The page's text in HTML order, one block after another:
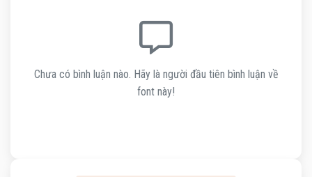
Chưa có bình luận nào. Hãy là người đầu tiên bình luận về
font này!